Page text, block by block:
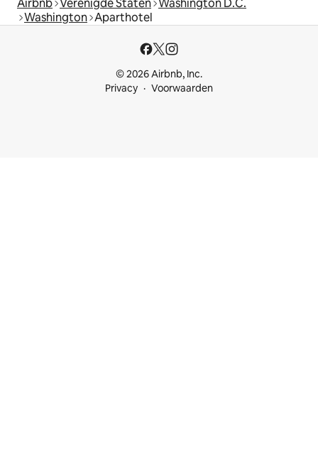
Airbnb Verenigde Staten Washington D.C.
Washington Aparthotel
© 2026 Airbnb, Inc.
Privacy
Voorwaarden